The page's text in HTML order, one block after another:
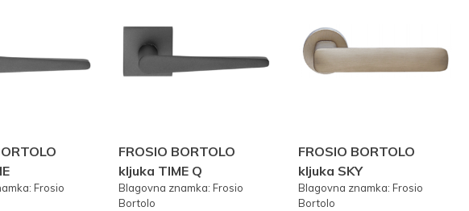
Frosio
FROSIO BORTOLO
kljuka TIME Q
Blagovna znamka: Frosio
Bortolo
FROSIO BORTOLO
kljuka SKY
Blagovna znamka: Frosio
Bortolo